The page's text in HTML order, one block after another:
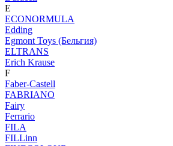
E
ECONORMULA
Edding
Egmont Toys (Бельгия)
ELTRANS
Erich Krause
F
Faber-Castell
FABRIANO
Fairy
Ferrario
FILA
FILLinn